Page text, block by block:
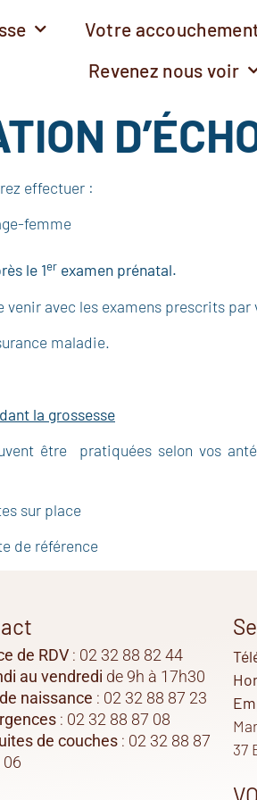
Votre
Revenez nous voir
effectuer :
femme
le 1er examen prénatal.
venir avec les examens prescrits
maladie.
la grossesse
être pratiquées selon vos
sur place
de référence
de RDV : 02 32 88 82 44
au vendredi de 9h à 17h30
naissance : 02 32 88 87 23
: 02 32 88 87 08
de couches : 02 32 88 87
06
37